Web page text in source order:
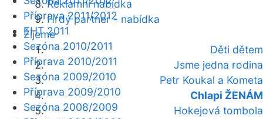
Reklamní nabídka
Hrdý partner - nabídka
Žijeme
Děti dětem
Jsme jedna rodina
Petr Koukal a Kometa
Chlapi ŽENÁM
Hokejová tombola
Příprava 2011/2012
EHT 2011
Sezóna 2010/2011
Příprava 2010/2011
Sezóna 2009/2010
Příprava 2009/2010
Sezóna 2008/2009